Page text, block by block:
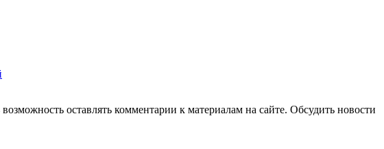
оставлять комментарии к материалам на сайте. Обсудить новости